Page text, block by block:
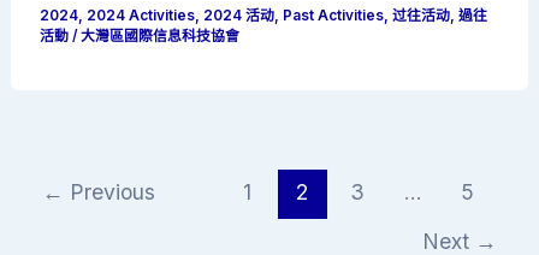
2024 2024 Activities 2024 活动 Past Activities ,过往活动 ,過往
活動 /大灣區國際信息科技協會
← Previous 1 2 3 ...
5
Next →